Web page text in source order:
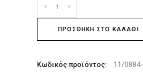
ΠΡΟΣΘΉΚΗ ΣΤΟ ΚΑΛΆΘΙ
Κωδικός προϊόντος: 11/